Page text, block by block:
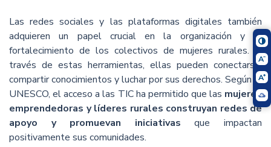
Las redes sociales y las plataformas digitales también
adquieren un papel crucial en la organización y el
fortalecimiento de los colectivos de mujeres rurales. A
través de estas herramientas, ellas pueden conectarse,
compartir conocimientos y luchar por sus derechos. Según la
UNESCO, el acceso a las TIC ha permitido que las mujeres
emprendedoras y líderes rurales construyan redes de
apoyo y promuevan iniciativas que impactan
positivamente sus comunidades.